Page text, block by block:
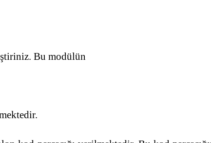
Bu modülün